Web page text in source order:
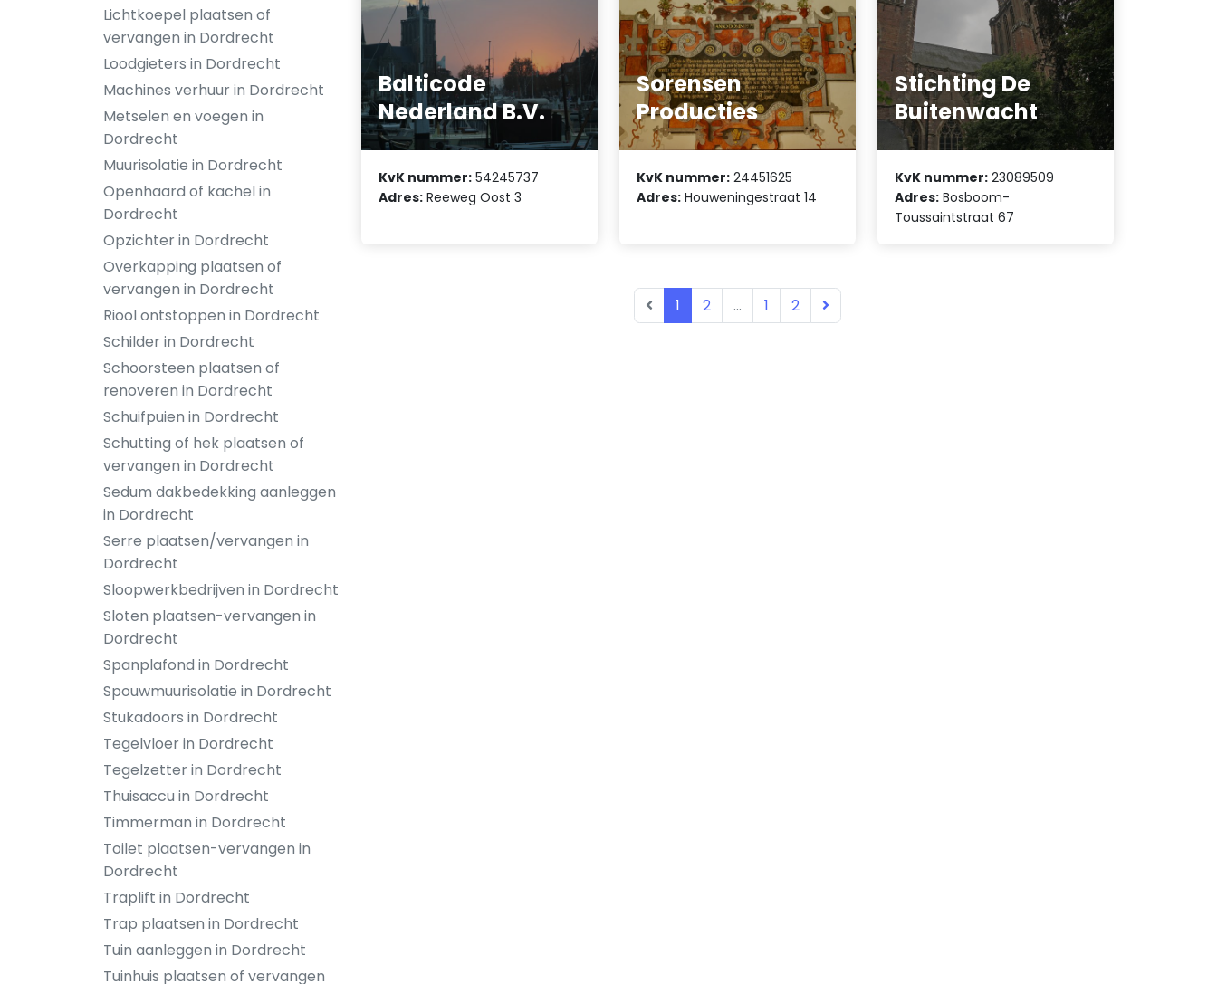
Lichtkoepel plaatsen of
vervangen in Dordrecht
Loodgieters in Dordrecht
Machines verhuur in Dordrecht
Metselen en voegen in
Dordrecht
Muurisolatie in Dordrecht
Openhaard of kachel in
Dordrecht
Opzichter in Dordrecht
Overkapping plaatsen of
vervangen in Dordrecht
Riool ontstoppen in Dordrecht
Schilder in Dordrecht
Schoorsteen plaatsen of
renoveren in Dordrecht
Schuifpuien in Dordrecht
Schutting of hek plaatsen of
vervangen in Dordrecht
Sedum dakbedekking aanleggen
in Dordrecht
Serre plaatsen/vervangen in
Dordrecht
Sloopwerkbedrijven in Dordrecht
Sloten plaatsen-vervangen in
Dordrecht
Spanplafond in Dordrecht
Spouwmuurisolatie in Dordrecht
Stukadoors in Dordrecht
Tegelvloer in Dordrecht
Tegelzetter in Dordrecht
Thuisaccu in Dordrecht
Timmerman in Dordrecht
Toilet plaatsen-vervangen in
Dordrecht
Traplift in Dordrecht
Trap plaatsen in Dordrecht
Tuin aanleggen in Dordrecht
Tuinhuis plaatsen of vervangen
Balticode
Nederland B.V.
KvK nummer: 54245737
Adres: Reeweg Oost 3
Sorensen
Producties
KvK nummer: 24451625
Adres: Houweningestraat 14
Stichting De
Buitenwacht
KvK nummer: 23089509
Adres: Bosboom-
Toussaintstraat 67
1 2 ... 1 2